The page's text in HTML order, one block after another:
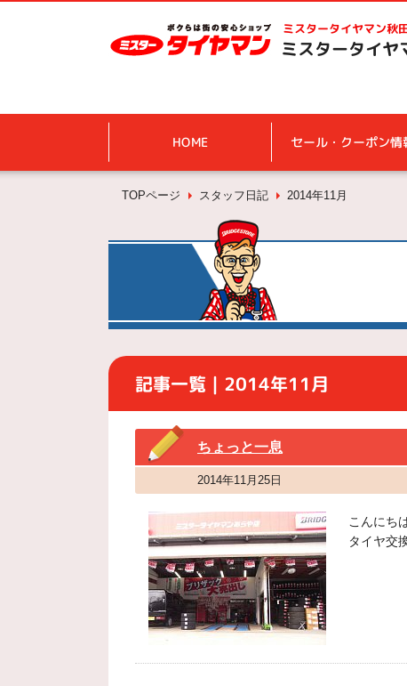
ミスタータイヤマン秋
ミスタータイヤ
HOME セール・クーポン情
TOPページ スタッフ日記 2014年11月
記事一覧｜2014年11月
ちょっと一息
2014年11月25日
こんにち
タイヤ交